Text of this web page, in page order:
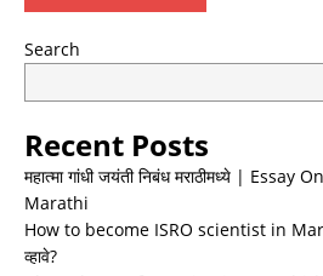
Search
Recent Posts
महात्मा गांधी जयंती निबंध मराठीमध्ये |
Marathi
How to become ISRO scientist in
व्हावे?